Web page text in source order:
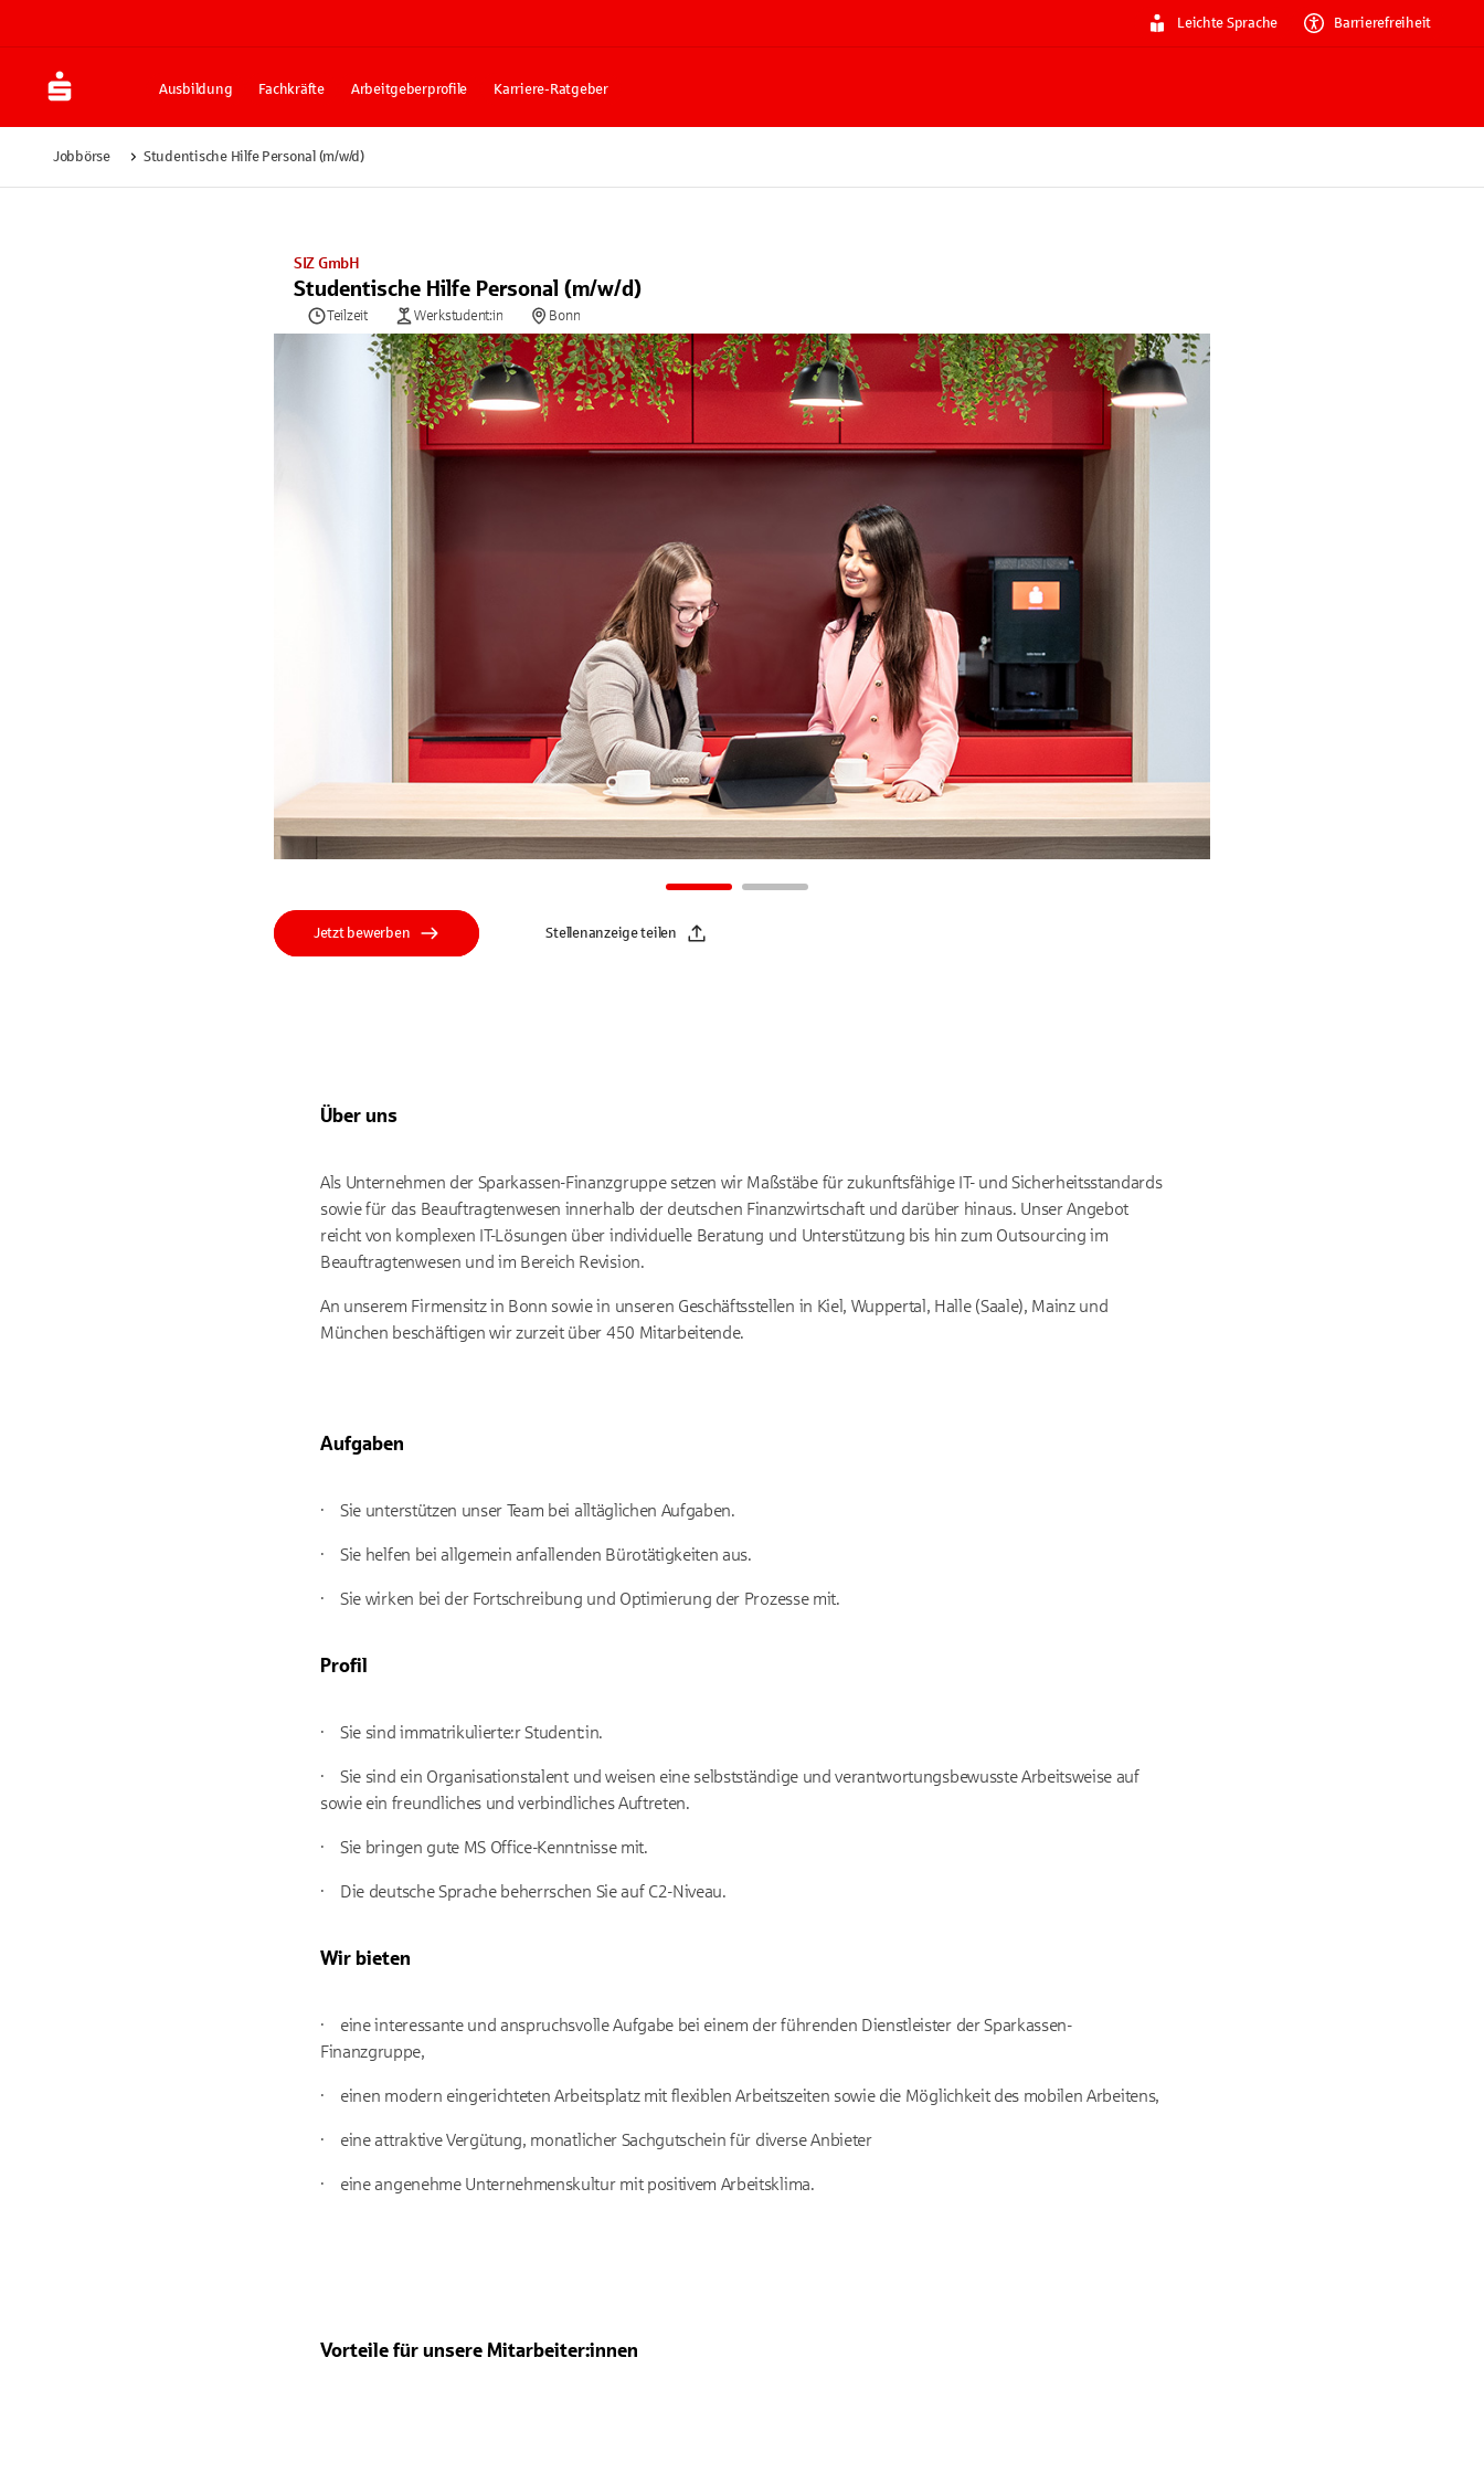
Leichte Sprache Barrierefreiheit
Ausbildung Fachkräfte Arbeitgeberprofile Karriere-Ratgeber
Jobbörse Studentische Hilfe Personal (m/w/d)
SIZ GmbH
Studentische Hilfe Personal (m/w/d)
Teilzeit Werkstudent:in Bonn
Jetzt bewerben Stellenanzeige teilen
Über uns
Als Unternehmen der Sparkassen-Finanzgruppe setzen wir Maßstäbe für zukunftsfähige IT- und Sicherheitsstandards
sowie für das Beauftragtenwesen innerhalb der deutschen Finanzwirtschaft und darüber hinaus. Unser Angebot
reicht von komplexen IT-Lösungen über individuelle Beratung und Unterstützung bis hin zum Outsourcing im
Beauftragtenwesen und im Bereich Revision.
An unserem Firmensitz in Bonn sowie in unseren Geschäftsstellen in Kiel, Wuppertal, Halle (Saale), Mainz und
München beschäftigen wir zurzeit über 450 Mitarbeitende.
Aufgaben
· Sie unterstützen unser Team bei alltäglichen Aufgaben.
· Sie helfen bei allgemein anfallenden Bürotätigkeiten aus.
· Sie wirken bei der Fortschreibung und Optimierung der Prozesse mit.
Profil
· Sie sind immatrikulierte:r Student:in.
·
Sie sind ein Organisationstalent und weisen eine selbstständige und verantwortungsbewusste Arbeitsweise auf
sowie ein freundliches und verbindliches Auftreten.
· Sie bringen gute MS Office-Kenntnisse mit.
· Die deutsche Sprache beherrschen Sie auf C2-Niveau.
Wir bieten
·
eine interessante und anspruchsvolle Aufgabe bei einem der führenden Dienstleister der Sparkassen-
Finanzgruppe,
· einen modern eingerichteten Arbeitsplatz mit flexiblen Arbeitszeiten sowie die Möglichkeit des mobilen Arbeitens,
· eine attraktive Vergütung, monatlicher Sachgutschein für diverse Anbieter
· eine angenehme Unternehmenskultur mit positivem Arbeitsklima.
Vorteile für unsere Mitarbeiter:innen